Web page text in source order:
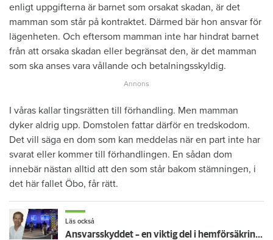
enligt uppgifterna är barnet som orsakat skadan, är det
mamman som står på kontraktet. Därmed bär hon ansvar för
lägenheten. Och eftersom mamman inte har hindrat barnet
från att orsaka skadan eller begränsat den, är det mamman
som ska anses vara vållande och betalningsskyldig.
I våras kallar tingsrätten till förhandling. Men mamman
dyker aldrig upp. Domstolen fattar därför en tredskodom.
Det vill säga en dom som kan meddelas när en part inte har
svarat eller kommer till förhandlingen. En sådan dom
innebär nästan alltid att den som står bakom stämningen, i
det här fallet Öbo, får rätt.
Läs också
Ansvarsskyddet – en viktig del i hemförsäkringen